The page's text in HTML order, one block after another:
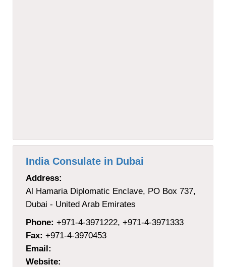
India Consulate in Dubai
Address:
Al Hamaria Diplomatic Enclave, PO Box 737,
Dubai - United Arab Emirates
Phone: +971-4-3971222, +971-4-3971333
Fax: +971-4-3970453
Email:
Website: